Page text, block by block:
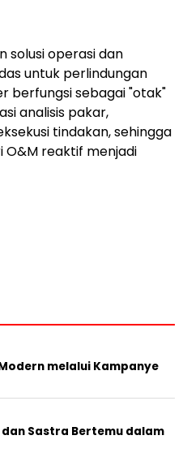
solusi operasi dan
untuk perlindungan
berfungsi sebagai "otak"
analisis pakar,
tindakan, sehingga
O&M reaktif menjadi
melalui Kampanye
dan Sastra Bertemu dalam